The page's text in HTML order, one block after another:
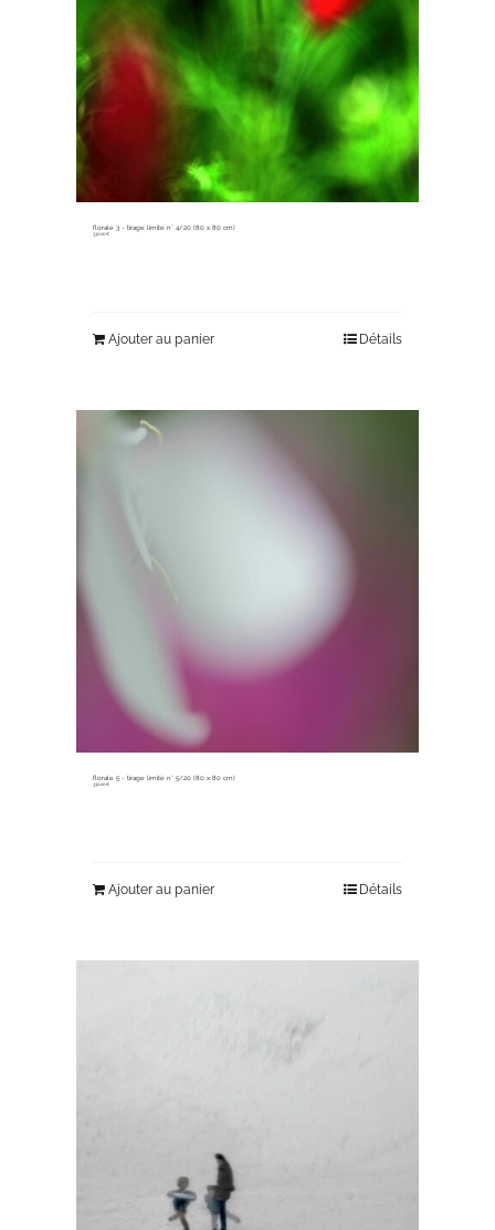
florale 3 ~ tirage limité n° 4/20 (80 x 80 cm)
330,00€
Ajouter au panier Détails
florale 5 ~ tirage limité n° 5/20 (80 x 80 cm)
330,00€
Ajouter au panier Détails